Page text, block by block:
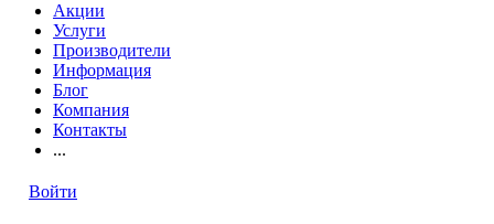
Акции
Услуги
Производители
Информация
Блог
Компания
Контакты
...
Войти